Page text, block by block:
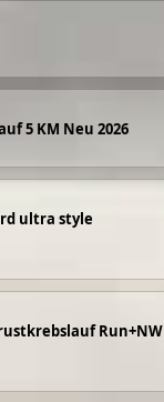
5 KM Neu 2026
ultra style
Run+NW